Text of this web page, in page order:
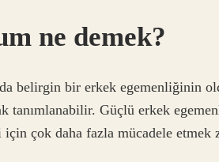
ne demek?
belirgin bir erkek egemenliğinin
tanımlanabilir. Güçlü erkek
çok daha fazla mücadele etmek